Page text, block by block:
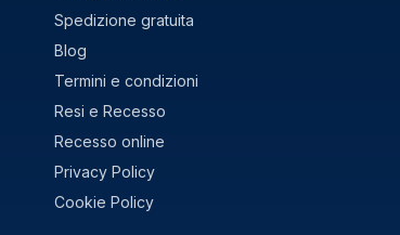
Spedizione gratuita
Blog
Termini e condizioni
Resi e Recesso
Recesso online
Privacy Policy
Cookie Policy